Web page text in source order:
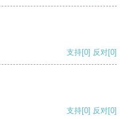
支持[0] 反对[0]
支持[0] 反对[0]